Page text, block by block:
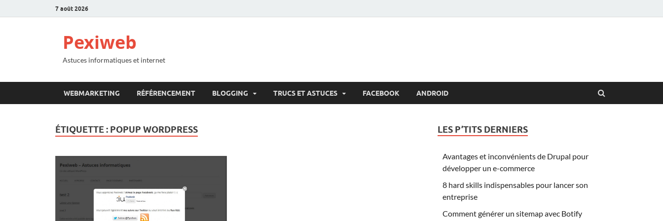
7 août 2026
Pexiweb
Astuces informatiques et internet
WEBMARKETING RÉFÉRENCEMENT BLOGGING TRUCS ET ASTUCES FACEBOOK ANDROID
ÉTIQUETTE : POPUP WORDPRESS LES P’TITS DERNIERS
Avantages et inconvénients de Drupal pour
développer un e-commerce
8 hard skills indispensables pour lancer son
entreprise
Comment générer un sitemap avec Botify